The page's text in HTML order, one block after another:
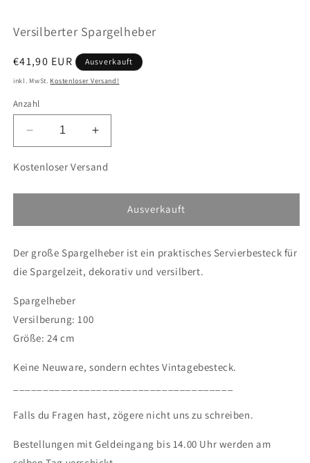
Versilberter Spargelheber
Normaler
Preis
€41,90 EUR Ausverkauft
inkl. MwSt. Kostenloser Versand!
Anzahl
Verringere
die
Menge
Versilberter
Erhöhe
die
Menge
Versilberter
Spargelheber
Kostenloser Versand
Ausverkauft
Der große Spargelheber ist ein praktisches Servierbesteck für
die Spargelzeit, dekorativ und versilbert.
Spargelheber
Versilberung: 100
Größe: 24 cm
Keine Neuware, sondern echtes Vintagebesteck.
Falls du Fragen hast, zögere nicht uns zu schreiben.
Bestellungen mit Geldeingang bis 14.00 Uhr werden am